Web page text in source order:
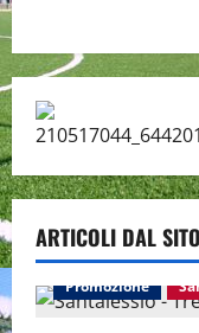
ARTICOLI DAL SITO
Promozione